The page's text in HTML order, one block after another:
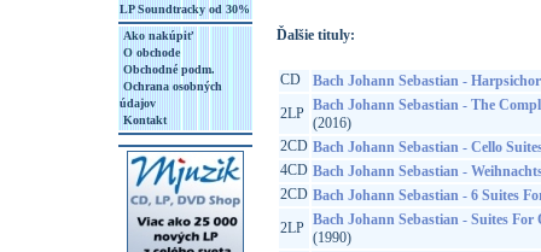
LP Soundtracky od 30%
Ako nakúpiť
O obchode
Obchodné podm.
Ochrana osobných
údajov
Kontakt
Ďalšie tituly:
CD
Bach Johann Sebastian -
2LP Bach Johann Sebastian - The
(2016)
2CD Bach Johann Sebastian - Cello
4CD Bach Johann Sebastian -
2CD Bach Johann Sebastian - 6 Suites
2LP Bach Johann Sebastian - Suites For
(1990)